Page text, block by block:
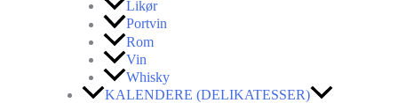
Likør
Portvin
Rom
Vin
Whisky
KALENDERE (DELIKATESSER)